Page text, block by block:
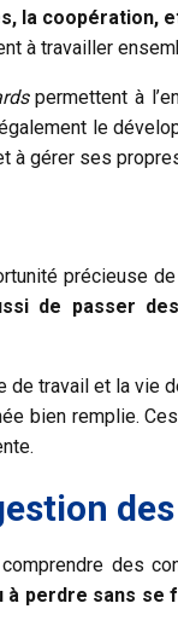
la coopération,
à travailler
permettent à
le
à gérer ses
précieuse
de passer
travail et la vie
bien remplie.
des
perdre sans